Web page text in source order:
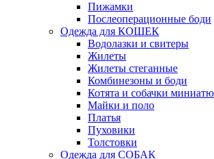
Пижамки
Послеоперационные боди
Одежда для КОШЕК
Водолазки и свитеры
Жилеты
Жилеты стеганные
Комбинезоны и боди
Котята и собачки
Майки и поло
Платья
Пуховики
Толстовки
Одежда для СОБАК